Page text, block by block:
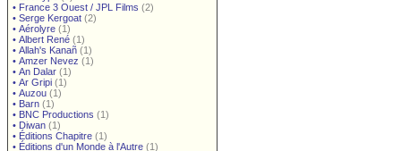
• France 3 Ouest / JPL Films (2)
• Serge Kergoat (2)
• Aérolyre (1)
• Albert René (1)
• Allah's Kanañ (1)
• Amzer Nevez (1)
• An Dalar (1)
• Ar Gripi (1)
• Auzou (1)
• Barn (1)
• BNC Productions (1)
• Diwan (1)
• Éditions Chapitre (1)
• Éditions d'un Monde à l'Autre (1)